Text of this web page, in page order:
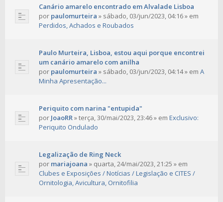
Canário amarelo encontrado em Alvalade Lisboa
por paulomurteira » sábado, 03/jun/2023, 04:16» em
Perdidos, Achados e Roubados
Paulo Murteira, Lisboa, estou aqui porque encontrei
um canário amarelo com anilha
por paulomurteira » sábado, 03/jun/2023, 04:14» em A
Minha Apresentação...
Periquito com narina "entupida"
por JoaoRR»terça, 30/mai/2023, 23:46» em Exclusivo:
Periquito Ondulado
Legalização de Ring Neck
por mariajoana » quarta, 24/mai/2023, 21:25 » em
Clubes e Exposições / Notícias / Legislação e CITES /
Ornitologia, Avicultura, Ornitofilia